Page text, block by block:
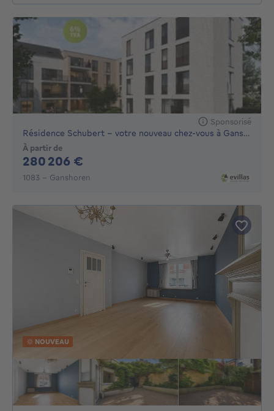
Sponsorisé
Résidence Schubert – votre nouveau chez-vous à Ganshoren
À partir de
280 206 €
1083 - Ganshoren
NOUVEAU